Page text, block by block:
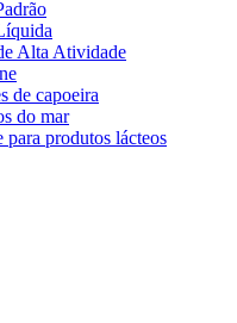
Alta Atividade
de capoeira
do mar
produtos lácteos